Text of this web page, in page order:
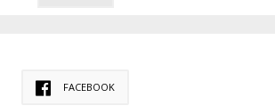
FACEBOOK